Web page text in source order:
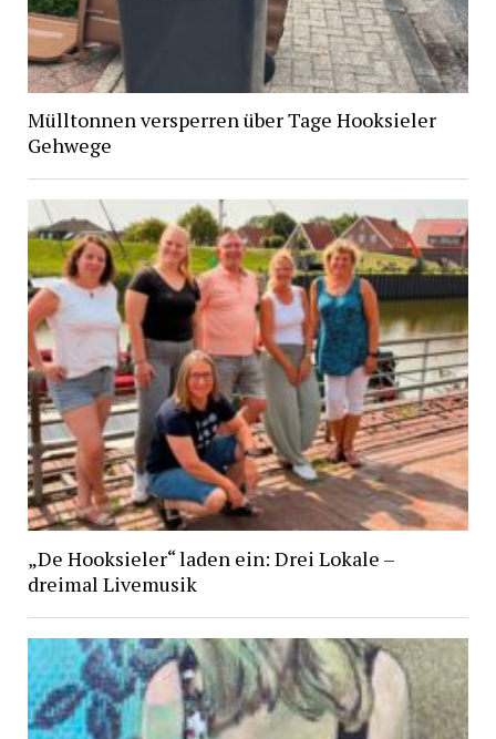
Mülltonnen versperren über Tage Hooksieler
Gehwege
„De Hooksieler“ laden ein: Drei Lokale –
dreimal Livemusik